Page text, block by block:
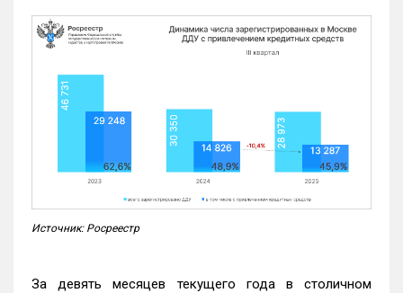
Источник: Росреестр
За девять месяцев текущего года в столичном